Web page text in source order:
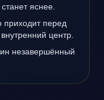
яснее.
приходит перед
центр.
незавершённый